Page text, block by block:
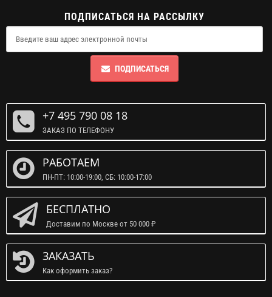
ПОДПИСАТЬСЯ НА РАССЫЛКУ
ПОДПИСАТЬСЯ
+7 495 790 08 18
ЗАКАЗ ПО ТЕЛЕФОНУ
РАБОТАЕМ
ПН-ПТ: 10:00-19:00, СБ: 10:00-17:00
БЕСПЛАТНО
Доставим по Москве от 50 000 ₽
ЗАКАЗАТЬ
Как оформить заказ?